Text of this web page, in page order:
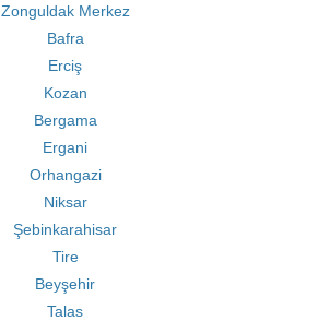
Zonguldak Merkez
Bafra
Erciş
Kozan
Bergama
Ergani
Orhangazi
Niksar
Şebinkarahisar
Tire
Beyşehir
Talas